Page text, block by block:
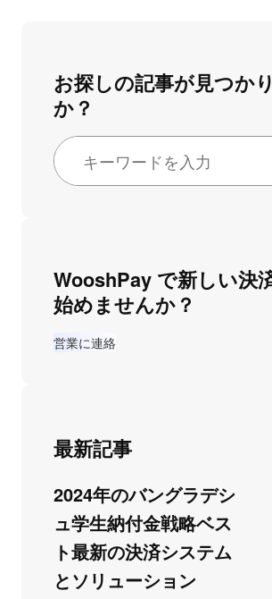
お探しの記事が見つか
か？
WooshPay で新しい決
始めませんか？
営業に連絡
最新記事
2024年のバングラデシ
ュ学生納付金戦略ベス
ト最新の決済システム
とソリューション